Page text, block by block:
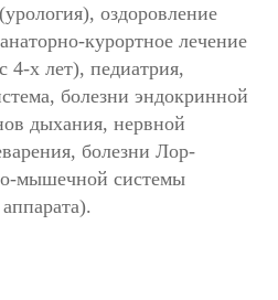
оздоровление
курортное лечение
4-х лет), педиатрия,
болезни эндокринной
дыхания, нервной
болезни Лор-
мышечной системы